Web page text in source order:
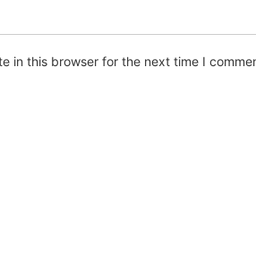
in this browser for the next time I